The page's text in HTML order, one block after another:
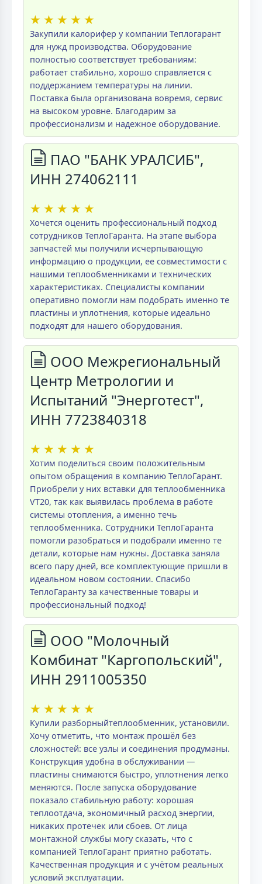
★ ★ ★ ★ ★
Закупили калорифер у компании Теплогарант
для нужд производства. Оборудование
полностью соответствует требованиям:
работает стабильно, хорошо справляется с
поддержанием температуры на линии.
Поставка была организована вовремя, сервис
на высоком уровне. Благодарим за
профессионализм и надежное оборудование.
ПАО "БАНК УРАЛСИБ",
ИНН 274062111
★ ★ ★ ★ ★
Хочется оценить профессиональный подход
сотрудников ТеплоГаранта. На этапе выбора
запчастей мы получили исчерпывающую
информацию о продукции, ее совместимости с
нашими теплообменниками и технических
характеристиках. Специалисты компании
оперативно помогли нам подобрать именно те
пластины и уплотнения, которые идеально
подходят для нашего оборудования.
ООО Межрегиональный
Центр Метрологии и
Испытаний "Энерготест",
ИНН 7723840318
★ ★ ★ ★ ★
Хотим поделиться своим положительным
опытом обращения в компанию ТеплоГарант.
Приобрели у них вставки для теплообменника
VT20, так как выявилась проблема в работе
системы отопления, а именно течь
теплообменника. Сотрудники ТеплоГаранта
помогли разобраться и подобрали именно те
детали, которые нам нужны. Доставка заняла
всего пару дней, все комплектующие пришли в
идеальном новом состоянии. Спасибо
ТеплоГаранту за качественные товары и
профессиональный подход!
ООО "Молочный
Комбинат "Каргопольский",
ИНН 2911005350
★ ★ ★ ★ ★
Купили разборныйтеплообменник, установили.
Хочу отметить, что монтаж прошёл без
сложностей: все узлы и соединения продуманы.
Конструкция удобна в обслуживании —
пластины снимаются быстро, уплотнения легко
меняются. После запуска оборудование
показало стабильную работу: хорошая
теплоотдача, экономичный расход энергии,
никаких протечек или сбоев. От лица
монтажной службы могу сказать, что с
компанией ТеплоГарант приятно работать.
Качественная продукция и с учётом реальных
условий эксплуатации.